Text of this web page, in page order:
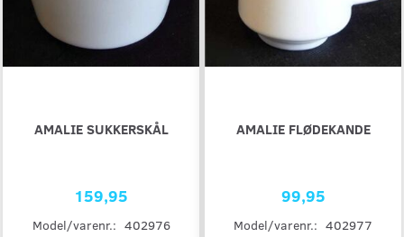
AMALIE SUKKERSKÅL
159,95
Model/varenr.: 402976
AMALIE FLØDEKANDE
99,95
Model/varenr.: 402977